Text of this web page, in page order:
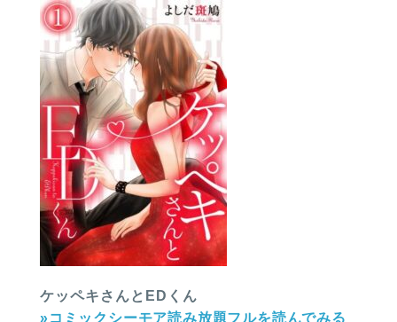
ケッペキさんとEDくん
»コミックシーモア読み放題フルを読んでみる